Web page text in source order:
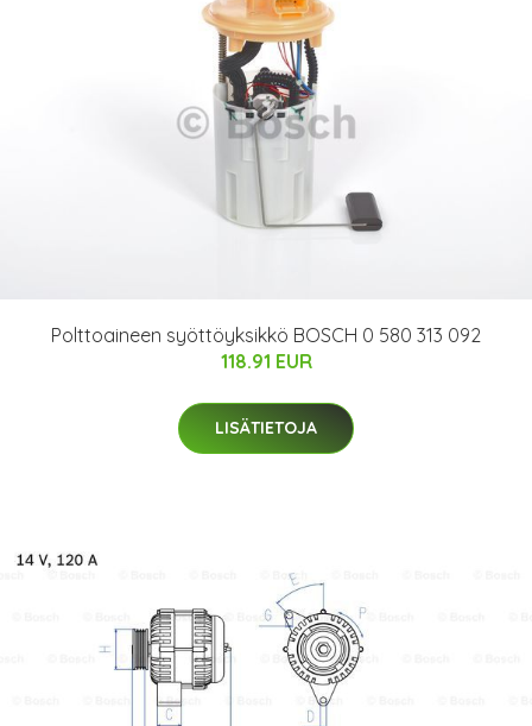
Polttoaineen syöttöyksikkö BOSCH 0 580 313 092
118.91 EUR
LISÄTIETOJA